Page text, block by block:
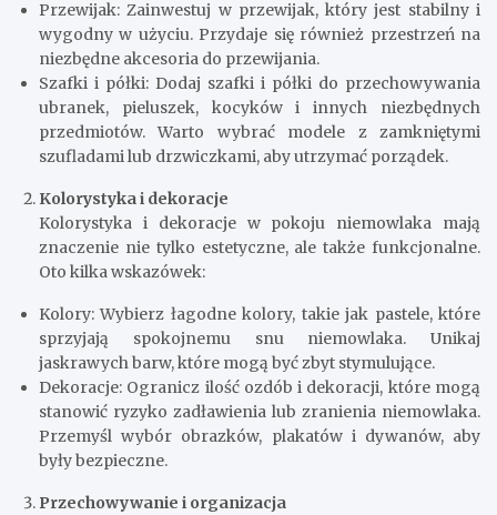
Przewijak: Zainwestuj w przewijak, który jest stabilny i
wygodny w użyciu. Przydaje się również przestrzeń na
niezbędne akcesoria do przewijania.
Szafki i półki: Dodaj szafki i półki do przechowywania
ubranek, pieluszek, kocyków i innych niezbędnych
przedmiotów. Warto wybrać modele z zamkniętymi
szufladami lub drzwiczkami, aby utrzymać porządek.
Kolorystyka i dekoracje
Kolorystyka i dekoracje w pokoju niemowlaka mają
znaczenie nie tylko estetyczne, ale także funkcjonalne.
Oto kilka wskazówek:
Kolory: Wybierz łagodne kolory, takie jak pastele, które
sprzyjają spokojnemu snu niemowlaka. Unikaj
jaskrawych barw, które mogą być zbyt stymulujące.
Dekoracje: Ogranicz ilość ozdób i dekoracji, które mogą
stanowić ryzyko zadławienia lub zranienia niemowlaka.
Przemyśl wybór obrazków, plakatów i dywanów, aby
były bezpieczne.
Przechowywanie i organizacja